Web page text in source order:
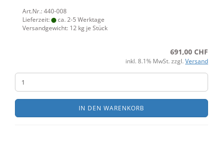
Art.Nr.: 440-008
Lieferzeit:
ca. 2-5 Werktage
Versandgewicht: 12 kg je Stück
691,00 CHF
inkl. 8.1% MwSt. zzgl. Versand
IN DEN WARENKORB